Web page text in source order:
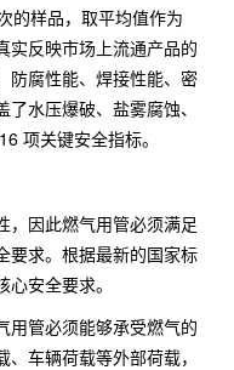
的样品，取平均值作为
实反映市场上流通产品的
防腐性能、焊接性能、密
水压爆破、盐雾腐蚀、
项关键安全指标。
，因此燃气用管必须满足
要求。根据最新的国家标
安全要求。
用管必须能够承受燃气的
车辆荷载等外部荷载，